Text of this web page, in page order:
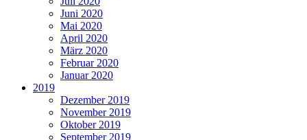
Juni 2020
Mai 2020
April 2020
März 2020
Februar 2020
Januar 2020
2019
Dezember 2019
November 2019
Oktober 2019
September 2019